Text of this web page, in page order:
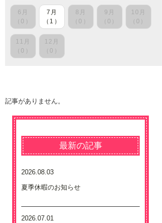
L.I.S.H
お問い合わせはこちら
6月
（0）
7月
（1）
8月
（0）
9月
（0）
10月
（0）
11月
（0）
12月
（0）
記事がありません。
最新の記事
2026.08.03
夏季休暇のお知らせ
2026.07.01